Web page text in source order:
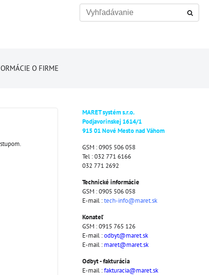
O FIRME
MARET systém s.r.o.
Podjavorinskej 1614/1
915 01 Nové Mesto nad Váhom
GSM : 0905 506 058
Tel : 032 771 6166
032 771 2692
Technické informácie
GSM : 0905 506 058
E-mail :tech-info@maret.sk
Konateľ
GSM : 0915 765 126
E-mail :odbyt@maret.sk
E-mail : maret@maret.sk
Odbyt - fakturácia
E-mail :fakturacia@maret.sk